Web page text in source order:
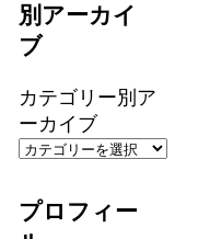
別アーカイ
ブ
カテゴリー別ア
ーカイブ
プロフィー